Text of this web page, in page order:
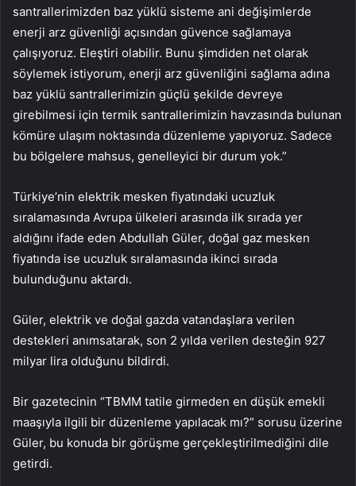
santrallerimizden baz yüklü sisteme ani değişimlerde
enerji arz güvenliği açısından güvence sağlamaya
çalışıyoruz. Eleştiri olabilir. Bunu şimdiden net olarak
söylemek istiyorum, enerji arz güvenliğini sağlama adına
baz yüklü santrallerimizin güçlü şekilde devreye
girebilmesi için termik santrallerimizin havzasında bulunan
kömüre ulaşım noktasında düzenleme yapıyoruz. Sadece
bu bölgelere mahsus, genelleyici bir durum yok.”
Türkiye’nin elektrik mesken fiyatındaki ucuzluk
sıralamasında Avrupa ülkeleri arasında ilk sırada yer
aldığını ifade eden Abdullah Güler, doğal gaz mesken
fiyatında ise ucuzluk sıralamasında ikinci sırada
bulunduğunu aktardı.
Güler, elektrik ve doğal gazda vatandaşlara verilen
destekleri anımsatarak, son 2 yılda verilen desteğin 927
milyar lira olduğunu bildirdi.
Bir gazetecinin “TBMM tatile girmeden en düşük emekli
maaşıyla ilgili bir düzenleme yapılacak mı?” sorusu üzerine
Güler, bu konuda bir görüşme gerçekleştirilmediğini dile
getirdi.